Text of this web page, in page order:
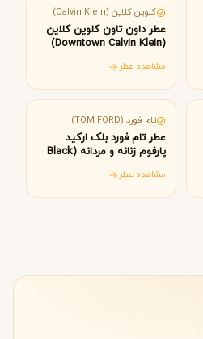
کلوین کلاین (Calvin Klein)
عطر داون تاون کلوین کلاین
(Downtown Calvin Klein)
مشاهده عطر
تام فورد (TOM FORD)
عطر تام فورد بلک ارکید
پارفوم زنانه و مردانه (Black
مشاهده عطر